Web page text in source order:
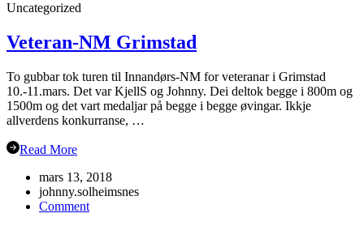
Uncategorized
Veteran-NM Grimstad
To gubbar tok turen til Innandørs-NM for veteranar i Grimstad
10.-11.mars. Det var KjellS og Johnny. Dei deltok begge i 800m og
1500m og det vart medaljar på begge i begge øvingar. Ikkje
allverdens konkurranse, …
Read More
mars 13, 2018
johnny.solheimsnes
Commenton